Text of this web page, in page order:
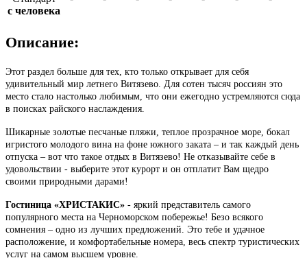
с человека
Описание:
Этот раздел больше для тех, кто только открывает для себя
удивительный мир летнего Витязево. Для сотен тысяч россиян это
место стало настолько любимым, что они ежегодно устремляются сюда
в поисках райского наслаждения.
Шикарные золотые песчаные пляжи, теплое прозрачное море, бокал
игристого молодого вина на фоне южного заката – и так каждый день
отпуска – вот что такое отдых в Витязево! Не отказывайте себе в
удовольствии - выберите этот курорт и он отплатит Вам щедро
своими природными дарами!
Гостиница «ХРИСТАКИС» - яркий представитель самого
популярного места на Черноморском побережье! Безо всякого
сомнения – одно из лучших предложений. Это тебе и удачное
расположение, и комфортабельные номера, весь спектр туристических
услуг на самом высшем уровне.